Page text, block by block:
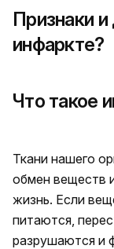
Признаки
инфаркте?
Что такое
Ткани нашего
обмен веществ
жизнь. Если
питаются,
разрушаются и